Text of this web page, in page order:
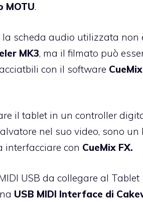
MOTU.
la scheda audio utilizzata non
MK3, ma il filmato può
con il software
il tablet in un controller
nel suo video, sono un
interfacciare con CueMix FX.
USB da collegare al Tablet
USB MIDI Interface di